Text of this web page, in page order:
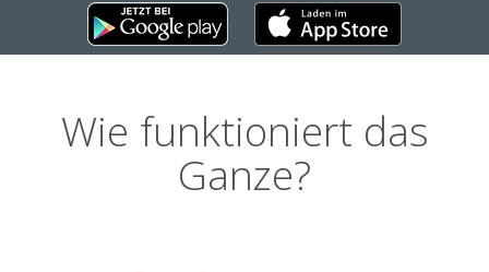
Wie funktioniert das
Ganze?